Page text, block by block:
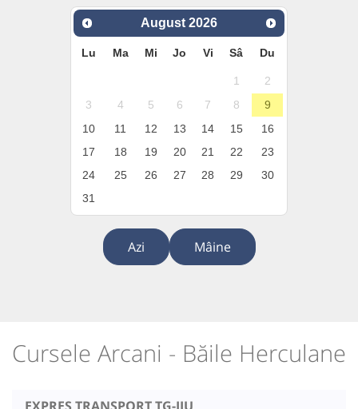
August 2026
Lu Ma Mi Jo Vi Sâ Du
1
2
3
4 5 6 7 8
9
10
11 12 13 14 15
16
17
18 19 20 21 22
23
24
25 26 27 28 29
30
31
Azi Mâine
Cursele Arcani - Băile Herculane